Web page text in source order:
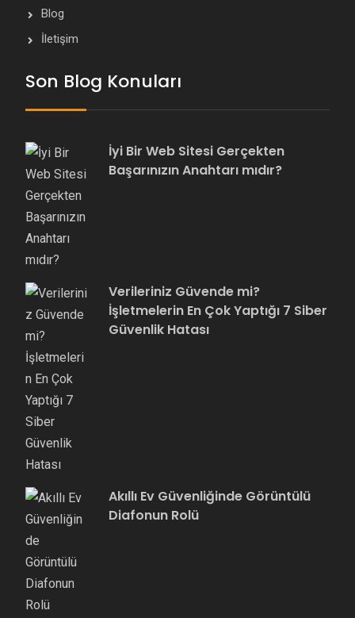
Blog
İletişim
Son Blog Konuları
İyi Bir Web Sitesi Gerçekten
Başarınızın Anahtarı mıdır?
Verileriniz Güvende mi?
İşletmelerin En Çok Yaptığı 7 Siber
Güvenlik Hatası
Akıllı Ev Güvenliğinde Görüntülü
Diafonun Rolü